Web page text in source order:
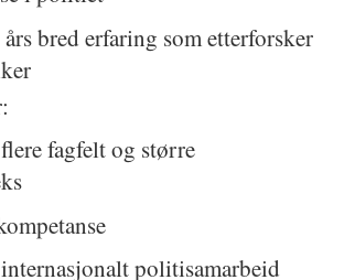
bred erfaring som etterforsker
fagfelt og større
politisamarbeid